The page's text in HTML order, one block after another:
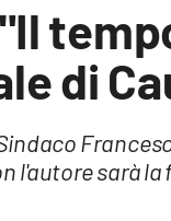
di
l'autore sarà